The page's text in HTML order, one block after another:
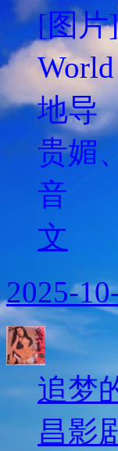
[图片
地导
贵媚
音
文
2025-
追梦
昌影